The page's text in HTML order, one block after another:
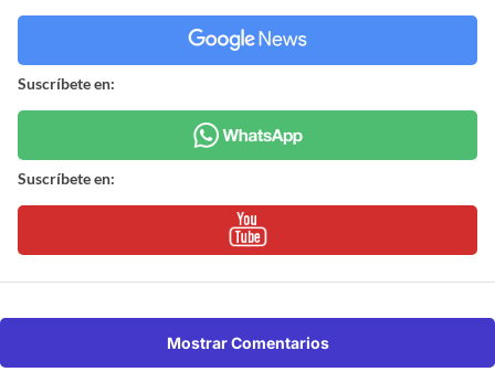
Suscríbete en:
Suscríbete en:
Mostrar Comentarios